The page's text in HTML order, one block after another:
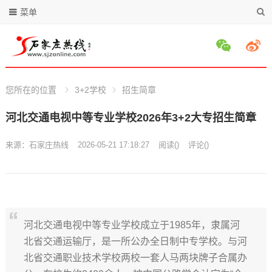
菜单
您所在的位置 3+2学校 招生简章
河北交通电视中等专业学校2026年3+2大专招生简章
来源： 石家庄热线 2026-05-21 17:18:27 阅读() 评论()
河北交通电视中等专业学校成立于1985年，隶属河
北省交通运输厅，是一所公办全日制中专学校。与河
北省交通职业技术学校两校一套人马两块牌子合属办